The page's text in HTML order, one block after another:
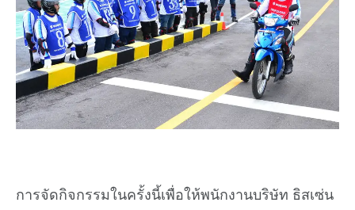
การจัดกิจกรรมในครั้งนี้เพื่อให้พนักงานบริษัท ธิสเซ่น